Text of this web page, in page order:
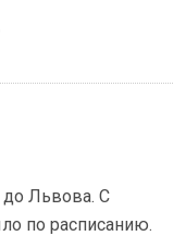
до Львова. С
по расписанию.